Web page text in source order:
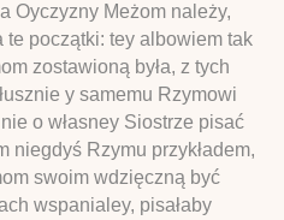
Oyczyzny Meżom należy,
początki: tey albowiem tak
zostawioną była, z tych
y samemu Rzymowi
o własney Siostrze pisać
niegdyś Rzymu przykładem,
swoim wdzięczną być
wspanialey, pisałaby